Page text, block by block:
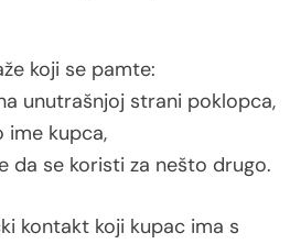
koji se pamte:
unutrašnjoj strani poklopca,
ime kupca,
da se koristi za nešto drugo.
kontakt koji kupac ima s